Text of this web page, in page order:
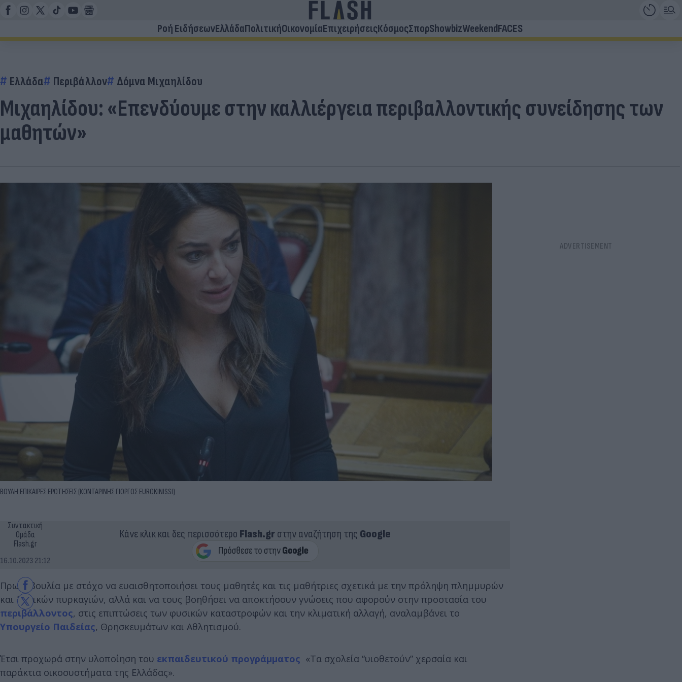
Ροή ΕιδήσεωνΕλλάδαΠολιτικήΟικονομίαΕπιχειρήσειςΚόσμοςΣπορShowbizWeekendFACES
Ελλάδα Περιβάλλον Δόμνα Μιχαηλίδου
Μιχαηλίδου: «Επενδύουμε στην καλλιέργεια περιβαλλοντικής συνείδησης των
μαθητών»
ΒΟΥΛΗ ΕΠΙΚΑΙΡΕΣ ΕΡΩΤΗΣΕΙΣ (ΚΟΝΤΑΡΙΝΗΣ ΓΙΩΡΓΟΣ EUROKINISSI)
Συντακτική
Ομάδα
Flash.gr
16.10.2023 21:12
Κάνε κλικ και δες περισσότερο Flash.grστην αναζήτηση της Google
Πρωτοβουλία με στόχο να ευαισθητοποιήσει τους μαθητές και τις μαθήτριες σχετικά με την πρόληψη πλημμυρών
και δασικών πυρκαγιών, αλλά και να τους βοηθήσει να αποκτήσουν γνώσεις που αφορούν στην προστασία του
περιβάλλοντος, στις επιπτώσεις των φυσικών καταστροφών και την κλιματική αλλαγή, αναλαμβάνει το
Υπουργείο Παιδείας, Θρησκευμάτων και Αθλητισμού.
Έτσι προχωρά στην υλοποίηση του εκπαιδευτικού προγράμματος «Τα σχολεία “υιοθετούν” χερσαία και
παράκτια οικοσυστήματα της Ελλάδας».